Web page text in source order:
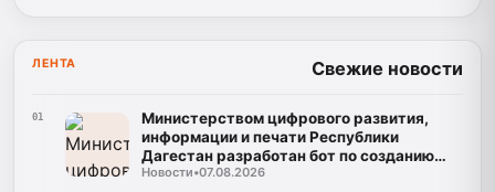
ЛЕНТА Свежие новости
01
Министерством цифрового развития,
информации и печати Республики
Дагестан разработан бот по созданию
корпусов национальных языков народов
Новости•07.08.2026